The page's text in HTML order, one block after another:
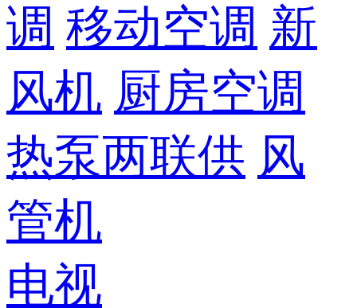
调 移动空调 新
风机 厨房空调
热泵两联供 风
管机
电视